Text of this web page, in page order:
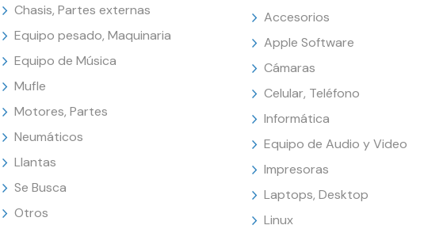
Chasis, Partes externas
Equipo pesado, Maquinaria
Equipo de Música
Mufle
Motores, Partes
Neumáticos
Llantas
Se Busca
Otros
Accesorios
Apple Software
Cámaras
Celular, Teléfono
Informática
Equipo de Audio y Video
Impresoras
Laptops, Desktop
Linux